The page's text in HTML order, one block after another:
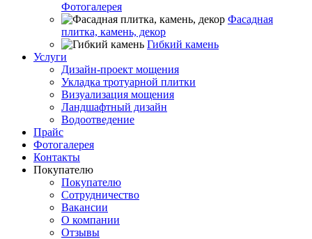
Фотогалерея
Фасадная
плитка, камень, декор
Гибкий камень
Услуги
Дизайн-проект мощения
Укладка тротуарной плитки
Визуализация мощения
Ландшафтный дизайн
Водоотведение
Прайс
Фотогалерея
Контакты
Покупателю
Покупателю
Сотрудничество
Вакансии
О компании
Отзывы